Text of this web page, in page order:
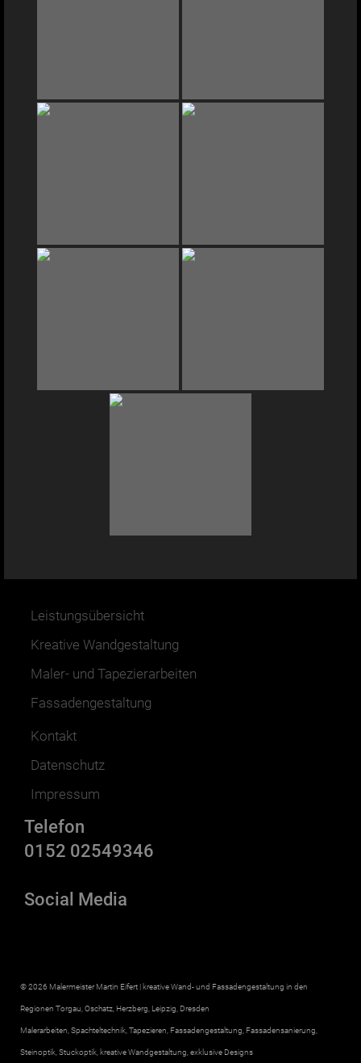
Leistungsübersicht
Kreative Wandgestaltung
Maler- und Tapezierarbeiten
Fassadengestaltung
Kontakt
Datenschutz
Impressum
Telefon
0152 02549346
Social Media
© 2026 Malermeister Martin Eifert | kreative Wand- und Fassadengestaltung in den
Regionen Torgau, Oschatz, Herzberg, Leipzig, Dresden
Malerarbeiten, Spachteltechnik, Tapezieren, Fassadengestaltung, Fassadensanierung,
Steinoptik, Stuckoptik, kreative Wandgestaltung, exklusive Designs